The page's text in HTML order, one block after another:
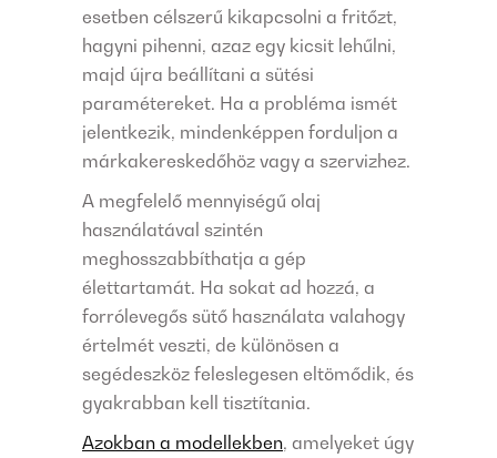
esetben célszerű kikapcsolni a fritőzt,
hagyni pihenni, azaz egy kicsit lehűlni,
majd újra beállítani a sütési
paramétereket. Ha a probléma ismét
jelentkezik, mindenképpen forduljon a
márkakereskedőhöz vagy a szervizhez.
A megfelelő mennyiségű olaj
használatával szintén
meghosszabbíthatja a gép
élettartamát. Ha sokat ad hozzá, a
forrólevegős sütő használata valahogy
értelmét veszti, de különösen a
segédeszköz feleslegesen eltömődik, és
gyakrabban kell tisztítania.
Azokban a modellekben, amelyeket úgy